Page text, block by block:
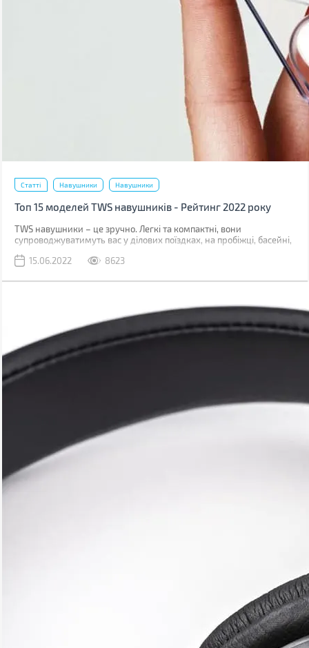
Статті Навушники Навушники
Топ 15 моделей TWS навушників - Рейтинг 2022 року
TWS навушники – це зручно. Легкі та компактні, вони
супроводжуватимуть вас у ділових поїздках, на пробіжці, басейні,
звуку дротовим моделям, але чи всі можуть почути різницю? Ми
що актуальні у червні 2022. У кожному з них є дуже цікаві
15.06.2022 8623